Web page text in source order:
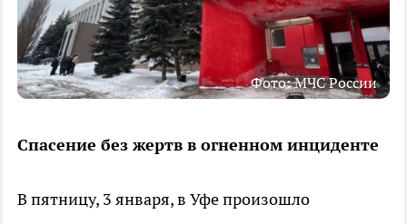
Фото: МЧС России
Спасение без жертв в огненном инциденте
В пятницу, 3 января, в Уфе произошло